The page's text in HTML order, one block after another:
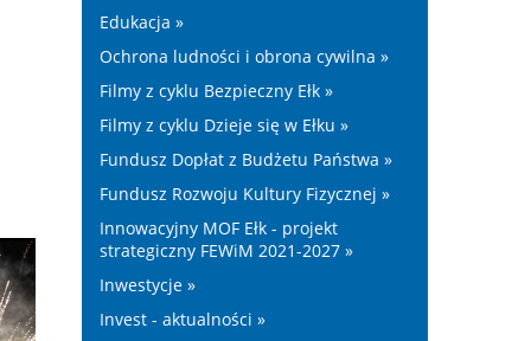
Edukacja »
Ochrona ludności i obrona cywilna »
Filmy z cyklu Bezpieczny Ełk »
Filmy z cyklu Dzieje się w Ełku »
Fundusz Dopłat z Budżetu Państwa »
Fundusz Rozwoju Kultury Fizycznej »
Innowacyjny MOF Ełk - projekt
strategiczny FEWiM 2021-2027 »
Inwestycje »
Invest - aktualności »